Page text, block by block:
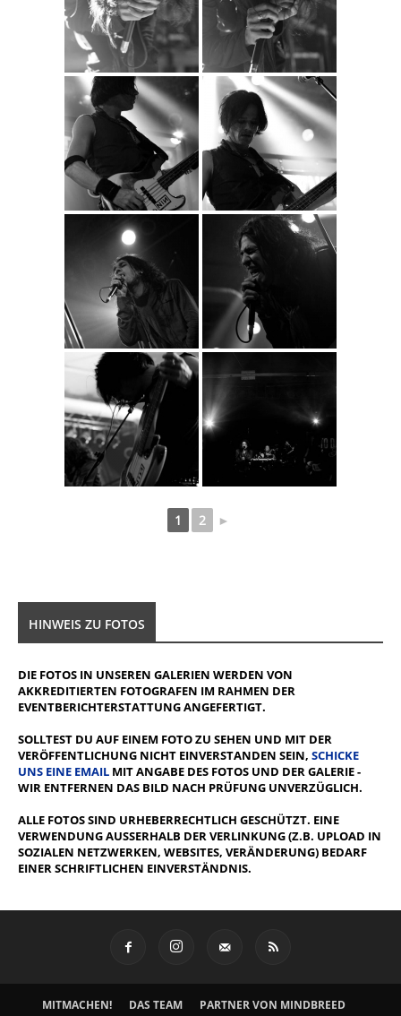
1 2 ►
HINWEIS ZU FOTOS
DIE FOTOS IN UNSEREN GALERIEN WERDEN VON
AKKREDITIERTEN FOTOGRAFEN IM RAHMEN DER
EVENTBERICHTERSTATTUNG ANGEFERTIGT.
SOLLTEST DU AUF EINEM FOTO ZU SEHEN UND MIT DER
VERÖFFENTLICHUNG NICHT EINVERSTANDEN SEIN, SCHICKE
UNS EINE EMAIL MIT ANGABE DES FOTOS UND DER GALERIE -
WIR ENTFERNEN DAS BILD NACH PRÜFUNG UNVERZÜGLICH.
ALLE FOTOS SIND URHEBERRECHTLICH GESCHÜTZT. EINE
VERWENDUNG AUSSERHALB DER VERLINKUNG (Z.B. UPLOAD IN S
OZIALEN NETZWERKEN, WEBSITES, VERÄNDERUNG) BEDARF E
INER SCHRIFTLICHEN EINVERSTÄNDNIS.
MITMACHEN! DAS TEAM PARTNER VON MINDBREED